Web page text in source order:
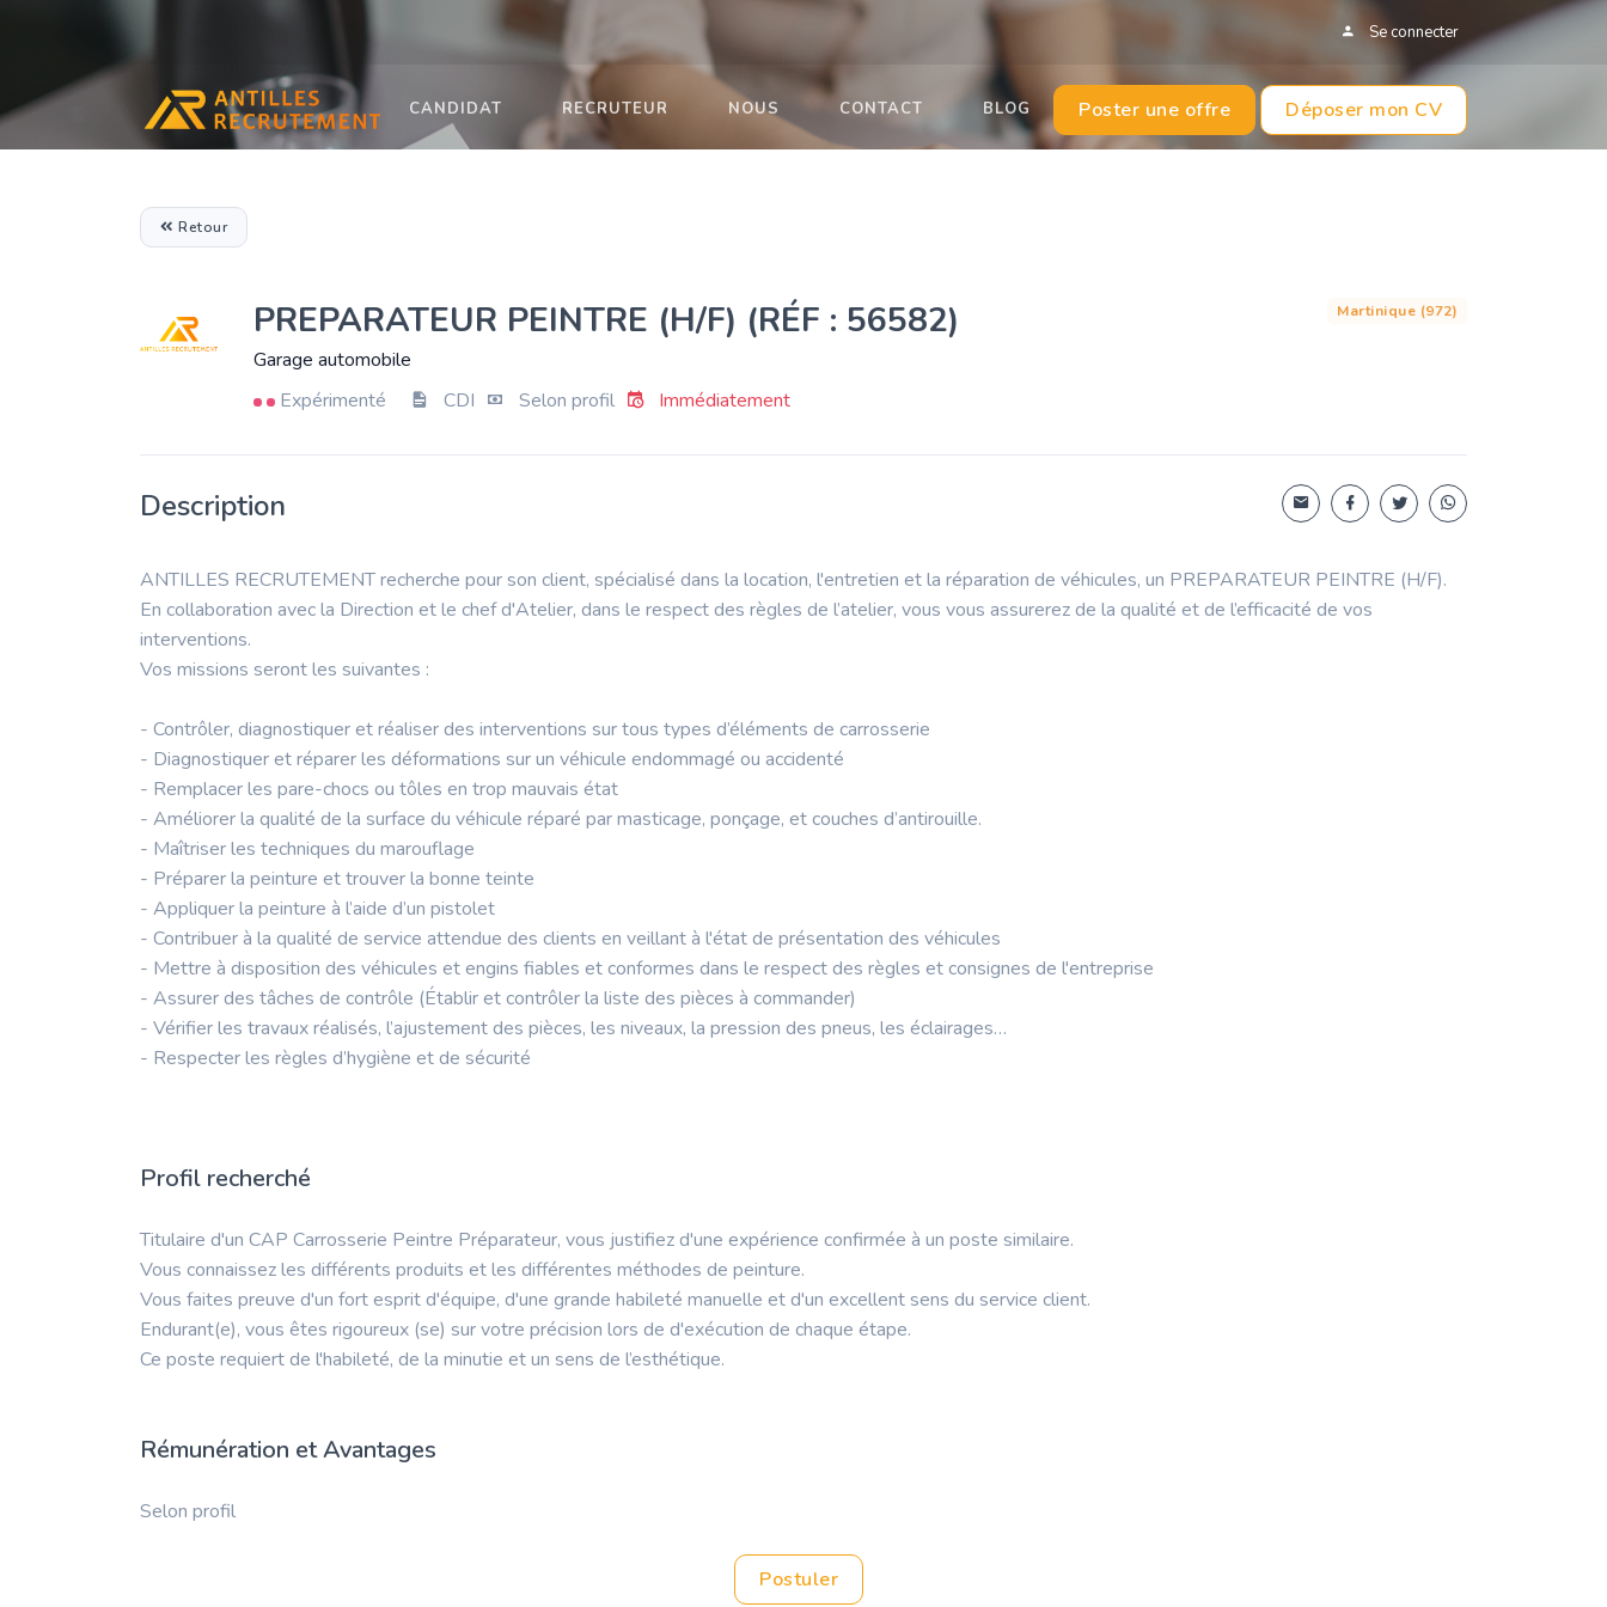
Se connecter
Poster une offre Déposer mon CV
CANDIDAT RECRUTEUR NOUS CONTACT BLOG
Retour
PREPARATEUR PEINTRE (H/F) (RÉF : 56582)
Garage automobile
Expérimenté
CDI Selon profil Immédiatement
Martinique (972)
Description
ANTILLES RECRUTEMENT recherche pour son client, spécialisé dans la location, l'entretien et la réparation de véhicules, un PREPARATEUR PEINTRE (H/F).
En collaboration avec la Direction et le chef d'Atelier, dans le respect des règles de l’atelier, vous vous assurerez de la qualité et de l’efficacité de vos
interventions.
Vos missions seront les suivantes :
- Contrôler, diagnostiquer et réaliser des interventions sur tous types d’éléments de carrosserie
- Diagnostiquer et réparer les déformations sur un véhicule endommagé ou accidenté
- Remplacer les pare-chocs ou tôles en trop mauvais état
- Améliorer la qualité de la surface du véhicule réparé par masticage, ponçage, et couches d’antirouille.
- Maîtriser les techniques du marouflage
- Préparer la peinture et trouver la bonne teinte
- Appliquer la peinture à l’aide d’un pistolet
- Contribuer à la qualité de service attendue des clients en veillant à l'état de présentation des véhicules
- Mettre à disposition des véhicules et engins fiables et conformes dans le respect des règles et consignes de l'entreprise
- Assurer des tâches de contrôle (Établir et contrôler la liste des pièces à commander)
- Vérifier les travaux réalisés, l’ajustement des pièces, les niveaux, la pression des pneus, les éclairages…
- Respecter les règles d’hygiène et de sécurité
Profil recherché
Titulaire d'un CAP Carrosserie Peintre Préparateur, vous justifiez d'une expérience confirmée à un poste similaire.
Vous connaissez les différents produits et les différentes méthodes de peinture.
Vous faites preuve d'un fort esprit d'équipe, d'une grande habileté manuelle et d'un excellent sens du service client.
Endurant(e), vous êtes rigoureux (se) sur votre précision lors de d'exécution de chaque étape.
Ce poste requiert de l'habileté, de la minutie et un sens de l’esthétique.
Rémunération et Avantages
Selon profil
Postuler